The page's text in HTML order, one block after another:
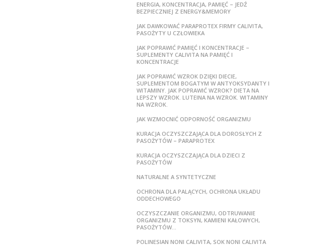
ENERGIA, KONCENTRACJA, PAMIĘĆ – JEDŹ
BEZPIECZNIEJ Z ENERGY&MEMORY
JAK DAWKOWAĆ PARAPROTEX FIRMY CALIVITA,
PASOŻYTY U CZŁOWIEKA
JAK POPRAWIĆ PAMIĘĆ I KONCENTRACJE –
SUPLEMENTY CALIVITA NA PAMIĘĆ I
KONCENTRACJE
JAK POPRAWIĆ WZROK DZIĘKI DIECIE,
SUPLEMENTOM BOGATYM W ANTYOKSYDANTY I
WITAMINY. JAK POPRAWIĆ WZROK? DIETA NA
LEPSZY WZROK. LUTEINA NA WZROK. WITAMINY
NA WZROK.
JAK WZMOCNIĆ ODPORNOŚĆ ORGANIZMU
KURACJA OCZYSZCZAJĄCA DLA DOROSŁYCH Z
PASOŻYTÓW – PARAPROTEX
KURACJA OCZYSZCZAJĄCA DLA DZIECI Z
PASOŻYTÓW
NATURALNE A SYNTETYCZNE
OCHRONA DLA PALĄCYCH, OCHRONA UKŁADU
ODDECHOWEGO
OCZYSZCZANIE ORGANIZMU, ODTRUWANIE
ORGANIZMU Z TOKSYN, KAMIENI KAŁOWYCH,
PASOŻYTÓW…
POLINESIAN NONI CALIVITA, SOK NONI CALIVITA